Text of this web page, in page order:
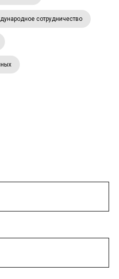
сотрудничество